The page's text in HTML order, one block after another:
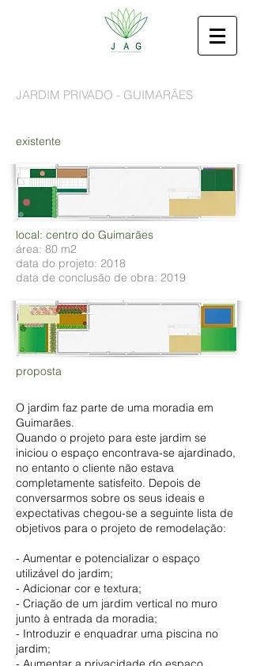
JARDIM PRIVADO - GUIMARÃES
existente
local: centro do Guimarães
área: 80 m2
data do projeto: 2018
data de conclusão de obra: 2019
proposta
O jardim faz parte de uma moradia em
Guimarães.
Quando o projeto para este jardim se
iniciou o espaço encontrava-se ajardinado,
no entanto o cliente não estava
completamente satisfeito. Depois de
conversarmos sobre os seus ideais e
expectativas chegou-se a seguinte lista de
objetivos para o projeto de remodelação:
- Aumentar e potencializar o espaço
utilizável do jardim;
- Adicionar cor e textura;
- Criação de um jardim vertical no muro
junto à entrada da moradia;
- Introduzir e enquadrar uma piscina no
jardim;